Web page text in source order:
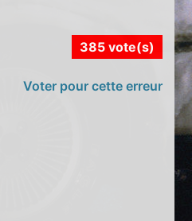
385 vote(s)
Voter pour cette erreur